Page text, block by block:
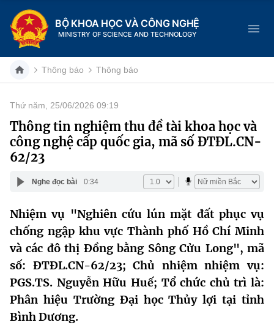
BỘ KHOA HỌC VÀ CÔNG NGHỆ
MINISTRY OF SCIENCE AND TECHNOLOGY
Danh mục
Trang chủ
Cơ cấu tổ chức
Lịch sử phát triển
Sở Khoa học và Công nghệ
Khoa học và Công nghệ
Đổi mới sáng tạo
Chuyển đổi số
Bưu chính, Viễn thông
Dịch vụ công
Hệ thống văn bản
Văn bản QPPL
Văn bản chỉ đạo điều hành
MST IOFFICE
THỐNG KÊ
Thông báo Thông báo
Thứ năm, 25/06/2026 09:19
Thông tin nghiệm thu đề tài khoa học và
công nghệ cấp quốc gia, mã số ĐTĐL.CN-
62/23
Nghe đọc bài 0:34
Nhiệm vụ "Nghiên cứu lún mặt đất phục vụ
chống ngập khu vực Thành phố Hồ Chí Minh
và các đô thị Đồng bằng Sông Cửu Long", mã
số: ĐTĐL.CN-62/23; Chủ nhiệm nhiệm vụ:
PGS.TS. Nguyễn Hữu Huế; Tổ chức chủ trì là:
Phân hiệu Trường Đại học Thủy lợi tại tỉnh
Bình Dương.